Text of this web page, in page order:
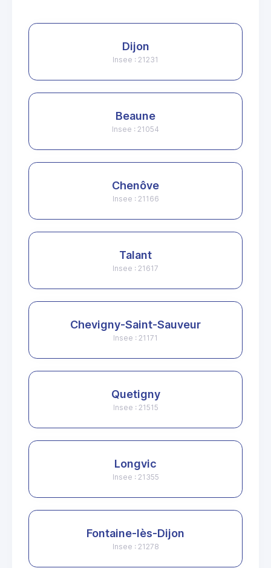
Dijon
Insee : 21231
Beaune
Insee : 21054
Chenôve
Insee : 21166
Talant
Insee : 21617
Chevigny-Saint-Sauveur
Insee : 21171
Quetigny
Insee : 21515
Longvic
Insee : 21355
Fontaine-lès-Dijon
Insee : 21278